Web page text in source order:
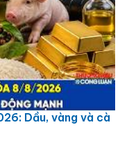
Dầu, vàng và cà